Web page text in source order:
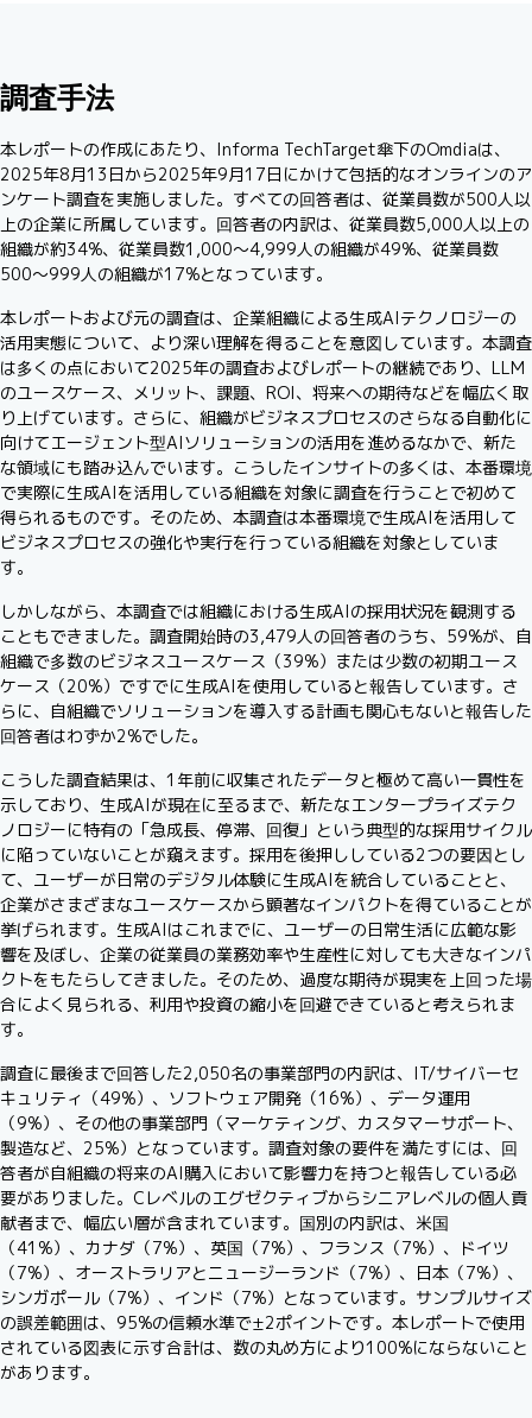
調査手法
本レポートの作成にあたり、Informa TechTarget傘下のOmdiaは、
2025年8月13日から2025年9月17日にかけて包括的なオンラインのア
ンケート調査を実施しました。すべての回答者は、従業員数が500人以
上の企業に所属しています。回答者の内訳は、従業員数5,000人以上の
組織が約34%、従業員数1,000〜4,999人の組織が49%、従業員数
500〜999人の組織が17%となっています。
本レポートおよび元の調査は、企業組織による生成AIテクノロジーの
活用実態について、より深い理解を得ることを意図しています。本調査
は多くの点において2025年の調査およびレポートの継続であり、LLM
のユースケース、メリット、課題、ROI、将来への期待などを幅広く取
り上げています。さらに、組織がビジネスプロセスのさらなる自動化に
向けてエージェント型AIソリューションの活用を進めるなかで、新た
な領域にも踏み込んでいます。こうしたインサイトの多くは、本番環境
で実際に生成AIを活用している組織を対象に調査を行うことで初めて
得られるものです。そのため、本調査は本番環境で生成AIを活用して
ビジネスプロセスの強化や実行を行っている組織を対象としていま
す。
しかしながら、本調査では組織における生成AIの採用状況を観測する
こともできました。調査開始時の3,479人の回答者のうち、59%が、自
組織で多数のビジネスユースケース（39%）または少数の初期ユース
ケース（20%）ですでに生成AIを使用していると報告しています。さ
らに、自組織でソリューションを導入する計画も関心もないと報告した
回答者はわずか2%でした。
こうした調査結果は、1年前に収集されたデータと極めて高い一貫性を
示しており、生成AIが現在に至るまで、新たなエンタープライズテク
ノロジーに特有の「急成長、停滞、回復」という典型的な採用サイクル
に陥っていないことが窺えます。採用を後押ししている2つの要因とし
て、ユーザーが日常のデジタル体験に生成AIを統合していることと、
企業がさまざまなユースケースから顕著なインパクトを得ていることが
挙げられます。生成AIはこれまでに、ユーザーの日常生活に広範な影
響を及ぼし、企業の従業員の業務効率や生産性に対しても大きなインパ
クトをもたらしてきました。そのため、過度な期待が現実を上回った場
合によく見られる、利用や投資の縮小を回避できていると考えられま
す。
調査に最後まで回答した2,050名の事業部門の内訳は、IT/サイバーセ
キュリティ（49%）、ソフトウェア開発（16%）、データ運用
（9%）、その他の事業部門（マーケティング、カスタマーサポート、
製造など、25%）となっています。調査対象の要件を満たすには、回
答者が自組織の将来のAI購入において影響力を持つと報告している必
要がありました。Cレベルのエグゼクティブからシニアレベルの個人貢
献者まで、幅広い層が含まれています。国別の内訳は、米国
（41%）、カナダ（7%）、英国（7%）、フランス（7%）、ドイツ
（7%）、オーストラリアとニュージーランド（7%）、日本（7%）、
シンガポール（7%）、インド（7%）となっています。サンプルサイズ
の誤差範囲は、95%の信頼水準で±2ポイントです。本レポートで使用
されている図表に示す合計は、数の丸め方により100%にならないこと
があります。